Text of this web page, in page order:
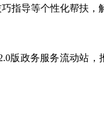
指导等个性化帮扶，
版政务服务流动站，